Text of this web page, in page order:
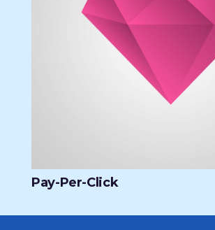
Pay-Per-Click